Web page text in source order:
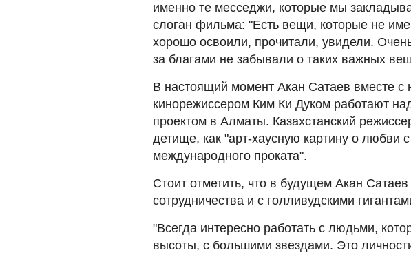
именно те месседжи, которые мы
слоган фильма: "Есть вещи, которые не
хорошо освоили, прочитали, увидели.
за благами не забывали о таких важных
В настоящий момент Акан Сатаев вместе с
кинорежиссером Ким Ки Дуком работают
проектом в Алматы. Казахстанский
детище, как "арт-хаусную картину о любви
международного проката".
Стоит отметить, что в будущем Акан
сотрудничества и с голливудскими
"Всегда интересно работать с людьми,
высоты, с большими звездами. Это